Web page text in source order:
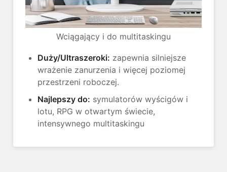
Wciągający i do multitaskingu
Duży/Ultraszeroki: zapewnia silniejsze
wrażenie zanurzenia i więcej poziomej
przestrzeni roboczej.
Najlepszy do: symulatorów wyścigów i
lotu, RPG w otwartym świecie,
intensywnego multitaskingu